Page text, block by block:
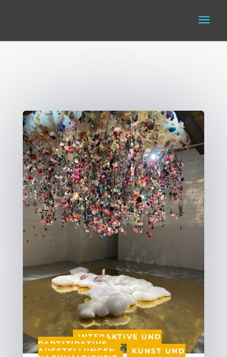
VON|| INTERAKTIVE UND
PARTIZIPATIVE
AUSSTELLUNGEN , KUNST UND